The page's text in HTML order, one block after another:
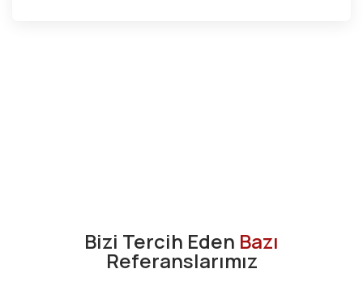
Bizi Tercih Eden Bazı
Referanslarımız